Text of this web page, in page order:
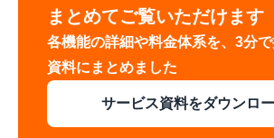
まとめてご覧いただけます
各機能の詳細や料金体系を、3分
資料にまとめました
サービス資料をダウンロ